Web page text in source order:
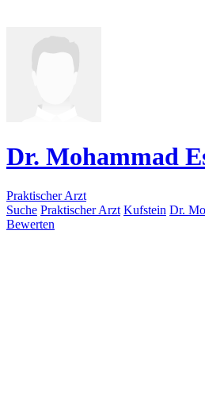
Dr. Mohammad
Praktischer Arzt
Suche Praktischer Arzt Kufstein Dr.
Bewerten